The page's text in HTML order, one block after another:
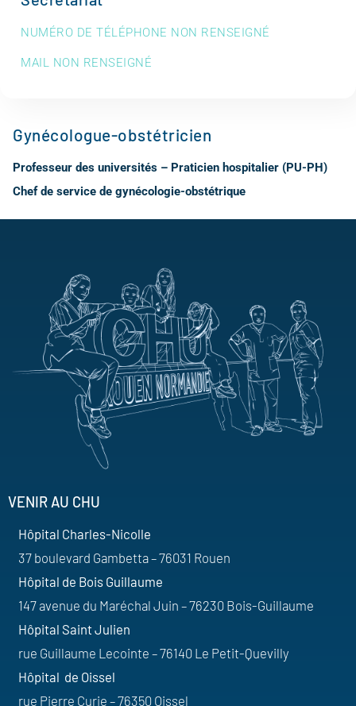
NUMÉRO DE TÉLÉPHONE NON RENSEIGNÉ
MAIL NON RENSEIGNÉ
Gynécologue-obstétricien
Professeur des universités – Praticien hospitalier (PU-PH)
Chef de service de gynécologie-obstétrique
VENIR AU CHU
Hôpital Charles-Nicolle
37 boulevard Gambetta – 76031 Rouen
Hôpital de Bois Guillaume
147 avenue du Maréchal Juin – 76230 Bois-Guillaume
Hôpital Saint Julien
rue Guillaume Lecointe – 76140 Le Petit-Quevilly
Hôpital de Oissel
rue Pierre Curie – 76350 Oissel